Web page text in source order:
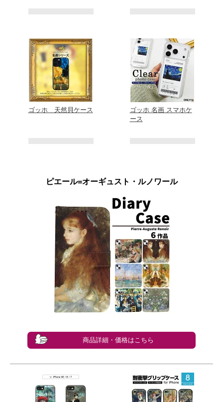
ゴッホ 天然貝ケース
ゴッホ 名画 スマホケ
ース
ピエール=オーギュスト・ルノワール
商品詳細・価格はこちら